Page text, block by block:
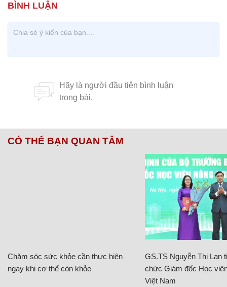
CÓ THỂ BẠN QUAN TÂM
Chăm sóc sức khỏe cần thực hiện
ngay khi cơ thể còn khỏe
GS.TS Nguyễn Thị Lan
chức Giám đốc Học
Việt Nam